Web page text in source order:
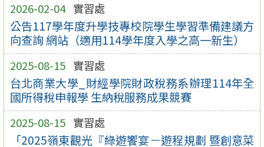
2026-02-04 實習處
公告117學年度升學技專校院學生學習準備建議方
向查詢 網站（適用114學年度入學之高一新生）
2025-08-15 實習處
台北商業大學_財經學院財政稅務系辦理114年全
國所得稅申報學 生納稅服務成果競賽
2025-08-15 實習處
「2025嶺東觀光『綠遊饗宴－遊程規劃 暨創意菜